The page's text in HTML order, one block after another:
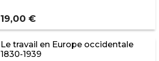
Prix
19,00 €
Le travail en Europe occidentale
1830-1939